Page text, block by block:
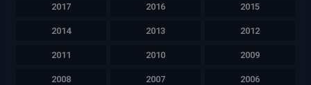
2017 2016 2015
2014 2013 2012
2011 2010 2009
2008 2007 2006